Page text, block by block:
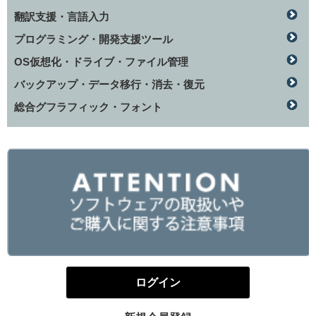
翻訳支援・言語入力
プログラミング・開発支援ツール
OS仮想化・ドライブ・ファイル管理
バックアップ・データ移行・消去・復元
総合グフラフィック・フォント
ログイン